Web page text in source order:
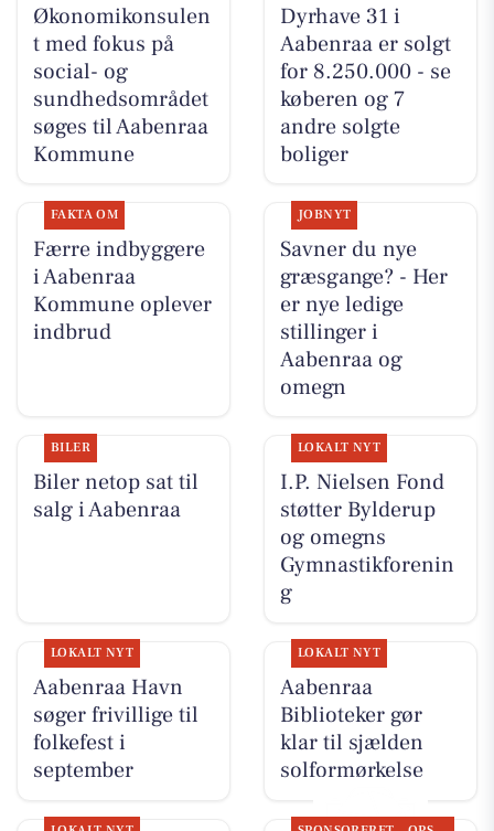
Økonomikonsulen
t med fokus på
social- og
sundhedsområdet
søges til Aabenraa
Kommune
Dyrhave 31 i
Aabenraa er solgt
for 8.250.000 - se
køberen og 7
andre solgte
boliger
FAKTA OM
Færre indbyggere
i Aabenraa
Kommune oplever
indbrud
JOBNYT
Savner du nye
græsgange? - Her
er nye ledige
stillinger i
Aabenraa og
omegn
BILER
Biler netop sat til
salg i Aabenraa
LOKALT NYT
I.P. Nielsen Fond
støtter Bylderup
og omegns
Gymnastikforenin
g
LOKALT NYT
Aabenraa Havn
søger frivillige til
folkefest i
september
LOKALT NYT
Aabenraa
Biblioteker gør
klar til sjælden
solformørkelse